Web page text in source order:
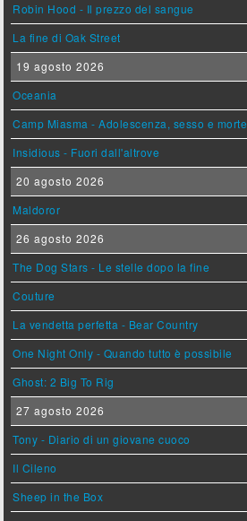
Robin Hood - Il prezzo del sangue
La fine di Oak Street
19 agosto 2026
Oceania
Camp Miasma - Adolescenza, sesso e morte
Insidious - Fuori dall'altrove
20 agosto 2026
Maldoror
26 agosto 2026
The Dog Stars - Le stelle dopo la fine
Couture
La vendetta perfetta - Bear Country
One Night Only - Quando tutto è possibile
Ghost: 2 Big To Rig
27 agosto 2026
Tony - Diario di un giovane cuoco
Il Cileno
Sheep in the Box